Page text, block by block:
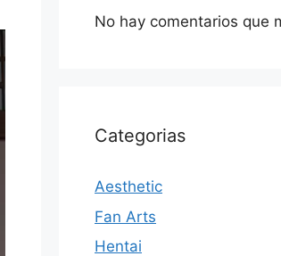
No hay comentarios que
Categorias
Aesthetic
Fan Arts
Hentai